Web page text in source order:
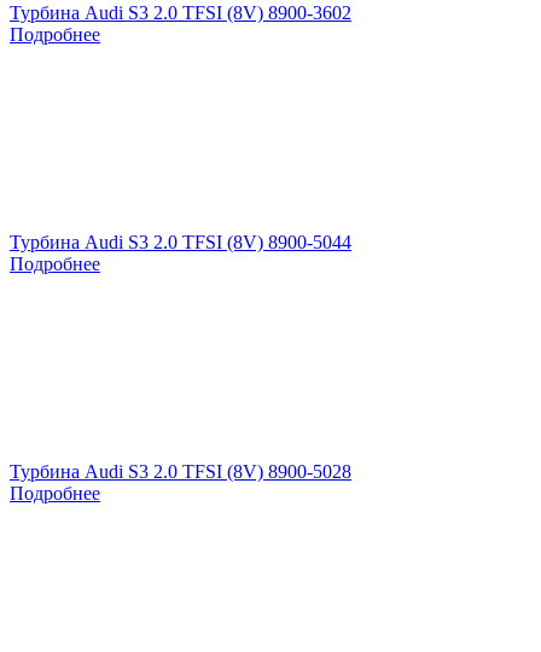
Турбина Audi S3 2.0 TFSI (8V) 8900-3602
Подробнее
Турбина Audi S3 2.0 TFSI (8V) 8900-5044
Подробнее
Турбина Audi S3 2.0 TFSI (8V) 8900-5028
Подробнее